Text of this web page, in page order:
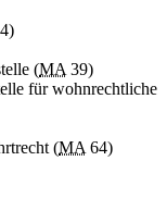
(MA 39)
für wohnrechtliche
(MA 64)